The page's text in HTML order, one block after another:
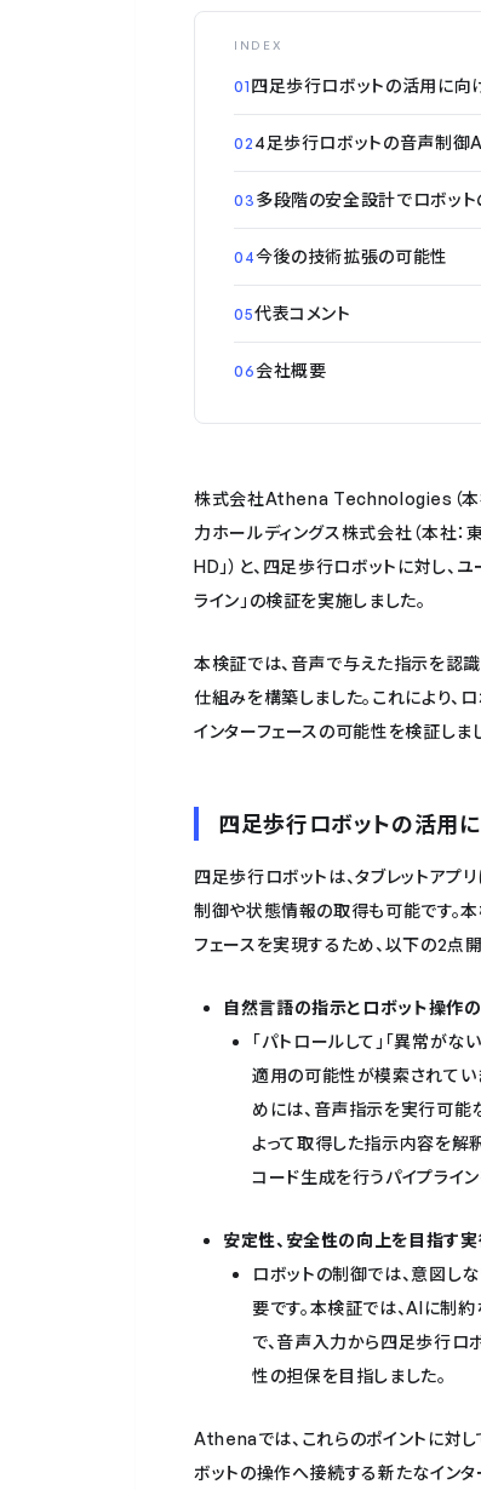
INDEX
01 四足歩行ロボットの活用に向
02 4足歩行ロボットの音声制御
03 多段階の安全設計でロボッ
04今後の技術拡張の可能性
05代表コメント
06会社概要
株式会社Athena Technologies（本
力ホールディングス株式会社（本社
HD」）と、四足歩行ロボットに対し
ライン」の検証を実施しました。
本検証では、音声で与えた指示を認
仕組みを構築しました。これにより、
インターフェースの可能性を検証しま
四足歩行ロボットの活用
四足歩行ロボットは、タブレットアプ
制御や状態情報の取得も可能です。
フェースを実現するため、以下の2点開
自然言語の指示とロボット操作
「パトロールして」「異常が
適用の可能性が模索されてい
めには、音声指示を実行可能
よって取得した指示内容を解
コード生成を行うパイプライン
安定性、安全性の向上を目指す
ロボットの制御では、意図
要です。本検証では、AIに制
で、音声入力から四足歩行ロ
性の担保を目指しました。
Athenaでは、これらのポイントに対
ボットの操作へ接続する新たなインタ